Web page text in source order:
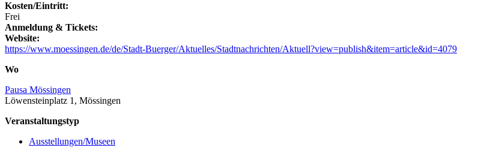
Kosten/Eintritt:
Frei
Anmeldung & Tickets:
Website:
https://www.moessingen.de/de/Stadt-Buerger/Aktuelles/Stadtnachrichten/Aktuell?view=publish&item=article&id=4079
Wo
Pausa Mössingen
Löwensteinplatz 1, Mössingen
Veranstaltungstyp
Ausstellungen/Museen